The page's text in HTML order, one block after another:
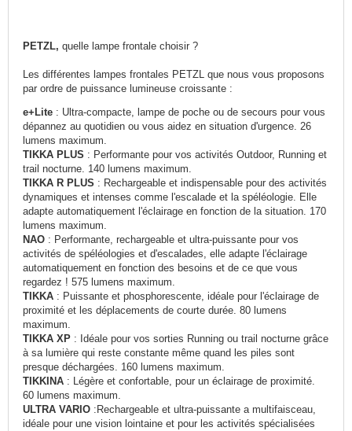
PETZL, quelle lampe frontale choisir ?
Les différentes lampes frontales PETZL que nous vous proposons
par ordre de puissance lumineuse croissante :
e+Lite : Ultra-compacte, lampe de poche ou de secours pour vous
dépannez au quotidien ou vous aidez en situation d'urgence. 26
lumens maximum.
TIKKA PLUS : Performante pour vos activités Outdoor, Running et
trail nocturne. 140 lumens maximum.
TIKKA R PLUS : Rechargeable et indispensable pour des activités
dynamiques et intenses comme l'escalade et la spéléologie. Elle
adapte automatiquement l'éclairage en fonction de la situation. 170
lumens maximum.
NAO : Performante, rechargeable et ultra-puissante pour vos
activités de spéléologies et d'escalades, elle adapte l'éclairage
automatiquement en fonction des besoins et de ce que vous
regardez ! 575 lumens maximum.
TIKKA : Puissante et phosphorescente, idéale pour l'éclairage de
proximité et les déplacements de courte durée. 80 lumens
maximum.
TIKKA XP : Idéale pour vos sorties Running ou trail nocturne grâce
à sa lumière qui reste constante même quand les piles sont
presque déchargées. 160 lumens maximum.
TIKKINA : Légère et confortable, pour un éclairage de proximité.
60 lumens maximum.
ULTRA VARIO :Rechargeable et ultra-puissante a multifaisceau,
idéale pour une vision lointaine et pour les activités spécialisées